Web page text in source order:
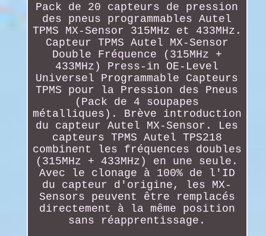
Pack de 20 capteurs de pression
des pneus programmables Autel
TPMS MX-Sensor 315MHz et 433MHz.
Capteur TPMS Autel MX-Sensor
Double Fréquence (315MHz +
433MHz) Press-in OE-Level
Universel Programmable Capteurs
TPMS pour la Pression des Pneus
(Pack de 4 soupapes
métalliques). Brève introduction
du capteur Autel MX-Sensor. Les
capteurs TPMS Autel TPS218
combinent les fréquences doubles
(315MHz + 433MHz) en une seule.
Avec le clonage à 100% de l'ID
du capteur d'origine, les MX-
Sensors peuvent être remplacés
directement à la même position
sans réapprentissage.